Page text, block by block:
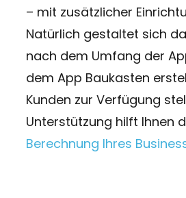
– mit zusätzlicher
Natürlich gestaltet sich
nach dem Umfang der
dem App Baukasten
Kunden zur Verfügung
Unterstützung hilft Ihnen
Berechnung Ihres